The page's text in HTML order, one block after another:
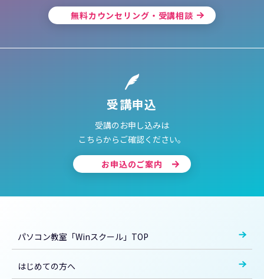
無料カウンセリング・受講相談
受講申込
受講のお申し込みは
こちらからご確認ください。
お申込のご案内
パソコン教室「Winスクール」TOP
はじめての方へ